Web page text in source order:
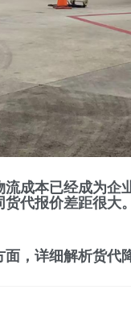
成本已经成为企
代报价差距很大
，详细解析货代